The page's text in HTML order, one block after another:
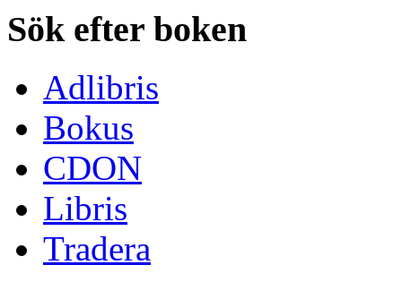
Sök efter boken
Adlibris
Bokus
CDON
Libris
Tradera